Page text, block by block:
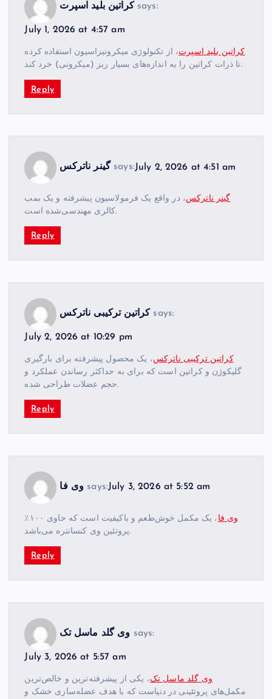
کراتین بلید اسپرت says:
July 1, 2026 at 4:57 am
کراتین بلید اسپرت، از تکنولوژی میکرونیزاسیون استفاده کرده
تا ذرات کراتین را به اندازه‌های بسیار ریز (میکرونی) خرد کند.
Reply
گینر ناترکس says:July 2, 2026 at 4:51 am
گینر ناترکس، در واقع یک فرمولاسیون پیشرفته و یک بمب
کالری مهندسی‌شده است.
Reply
کراتین ترکیبی ناترکس says:
July 2, 2026 at 10:29 pm
کراتین ترکیبی ناترکس، یک محصول پیشرفته برای بارگیری
گلیکوژن و کراتین است که برای به حداکثر رساندن عملکرد و
حجم عضلات طراحی شده.
Reply
وی فا says:July 3, 2026 at 5:52 am
وی فا
، یک مکمل خوش‌طعم و باکیفیت است که حاوی ۱۰۰٪
پروتئین وی کنسانتره می‌باشد.
Reply
وی گلد ماسل تک says:
July 3, 2026 at 5:57 am
وی گلد ماسل تک، یکی از پیشرفته‌ترین و خالص‌ترین
مکمل‌های پروتئینی در دنیاست که با هدف عضله‌سازی خشک و